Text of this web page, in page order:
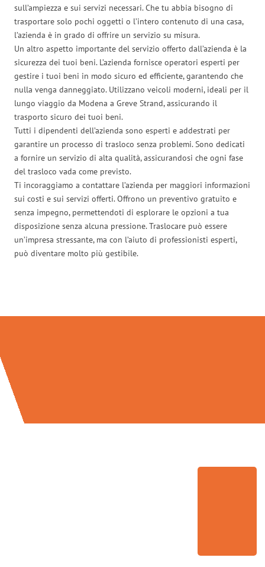
sull’ampiezza e sui servizi necessari. Che tu abbia bisogno di
trasportare solo pochi oggetti o l’intero contenuto di una casa,
l’azienda è in grado di offrire un servizio su misura.
Un altro aspetto importante del servizio offerto dall’azienda è la
sicurezza dei tuoi beni. L’azienda fornisce operatori esperti per
gestire i tuoi beni in modo sicuro ed efficiente, garantendo che
nulla venga danneggiato. Utilizzano veicoli moderni, ideali per il
lungo viaggio da Modena a Greve Strand, assicurando il
trasporto sicuro dei tuoi beni.
Tutti i dipendenti dell’azienda sono esperti e addestrati per
garantire un processo di trasloco senza problemi. Sono dedicati
a fornire un servizio di alta qualità, assicurandosi che ogni fase
del trasloco vada come previsto.
Ti incoraggiamo a contattare l’azienda per maggiori informazioni
sui costi e sui servizi offerti. Offrono un preventivo gratuito e
senza impegno, permettendoti di esplorare le opzioni a tua
disposizione senza alcuna pressione. Traslocare può essere
un’impresa stressante, ma con l’aiuto di professionisti esperti,
può diventare molto più gestibile.